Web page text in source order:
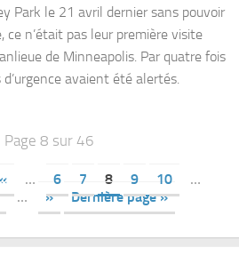
Park le 21 avril dernier sans pouvoir
ce n’était pas leur première visite
de Minneapolis. Par quatre fois
avaient été alertés.
Page 8 sur 46
« … 6 7 8 9 10
…
… » Dernière page »